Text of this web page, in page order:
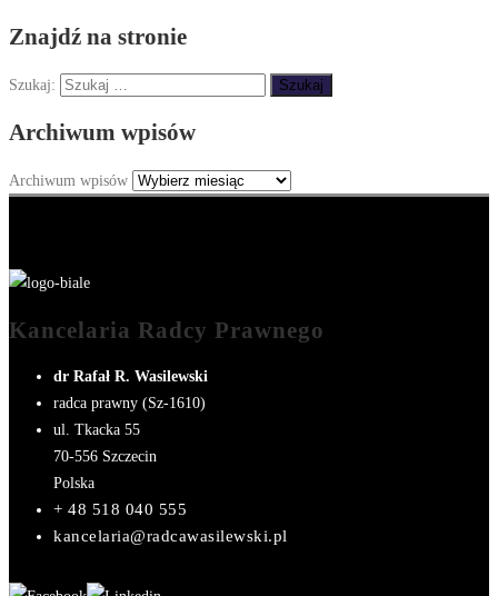
Znajdź na stronie
Szukaj:
Archiwum wpisów
Archiwum wpisów
Kancelaria Radcy Prawnego
dr Rafał R. Wasilewski
radca prawny (Sz-1610)
ul. Tkacka 55
70-556 Szczecin
Polska
+ 48 518 040 555
kancelaria@radcawasilewski.pl